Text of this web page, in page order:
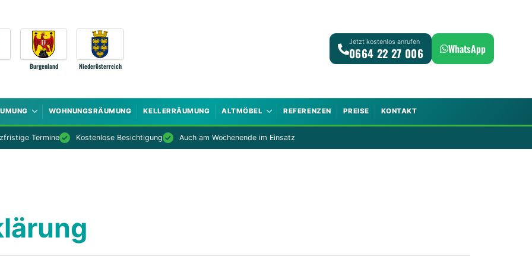
Burgenland Niederösterreich
Jetzt kostenlos anrufen
0664 22 27 006 WhatsApp
WOHNUNGSRÄUMUNG KELLERRÄUMUNG ALTMÖBEL REFERENZEN PREISE KONTAKT
Termine Kostenlose Besichtigung Auch am Wochenende im Einsatz